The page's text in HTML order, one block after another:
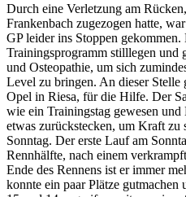
Durch eine Verletzung am
Frankenbach zugezogen hatte,
GP leider ins Stoppen gekommen.
Trainingsprogramm stilllegen und
und Osteopathie, um sich
Level zu bringen. An dieser Stelle
Opel in Riesa, für die Hilfe. Der
wie ein Trainingstag gewesen
etwas zurückstecken, um Kraft zu
Sonntag. Der erste Lauf am
Rennhälfte, nach einem
Ende des Rennens ist er immer
konnte ein paar Plätze gutmachen